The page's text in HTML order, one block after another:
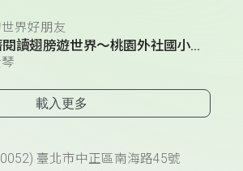
界好朋友
乘著閱讀翅膀遊世界～桃園外社國小（下）
載入更多
臺北市中正區南海路45號